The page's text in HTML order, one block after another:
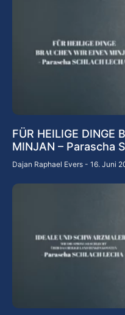
FÜR HEILIGE DINGE
MINJAN – Parascha
Dajan Raphael Evers 16. Juni